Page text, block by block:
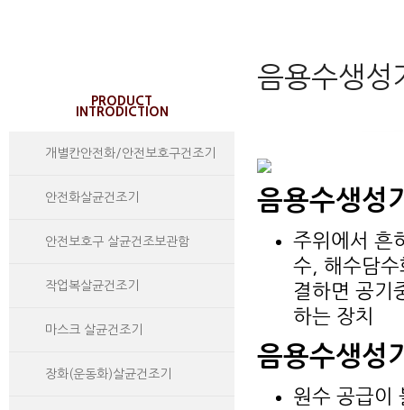
PRODUCT
INTRODICTION
개별칸안전화/안전보호구건조기
안전화살균건조기
안전보호구 살균건조보관함
작업복살균건조기
마스크 살균건조기
장화(운동화)살균건조기
음용수생성
음용수생성
주위에서 흔
수, 해수담
결하면 공기
하는 장치
음용수생성
원수 공급이